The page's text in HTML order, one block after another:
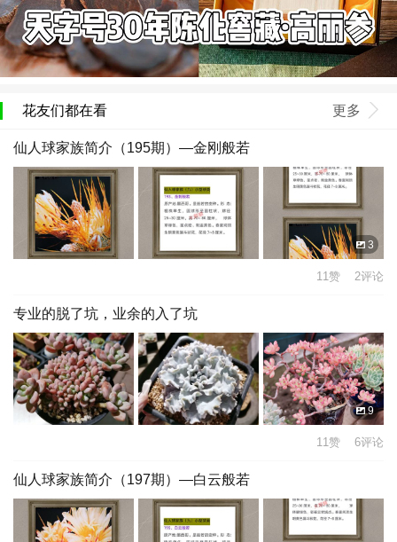
花友们都在看 更多
仙人球家族简介（195期）—金刚般若
3
11赞 2评论
专业的脱了坑，业余的入了坑
9
11赞 6评论
仙人球家族简介（197期）—白云般若